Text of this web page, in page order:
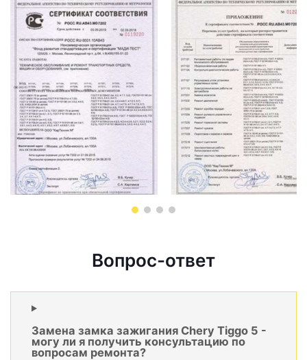
Вопрос-ответ
Замена замка зажигания Chery Tiggo 5 -
могу ли я получить консультацию по
вопросам ремонта?